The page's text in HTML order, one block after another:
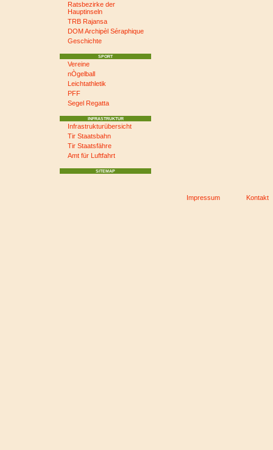
Ratsbezirke der
Hauptinseln
TRB Rajansa
DOM Archipèl Séraphique
Geschichte
SPORT
Vereine
nÒgelball
Leichtathletik
PFF
Segel Regatta
INFRASTRUKTUR
Infrastrukturübersicht
Tir Staatsbahn
Tir Staatsfähre
Amt für Luftfahrt
SITEMAP
Impressum Kontakt